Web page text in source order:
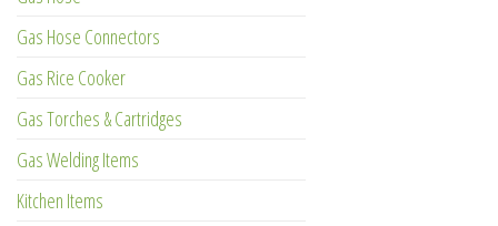
Gas Hose Connectors
Gas Rice Cooker
Gas Torches & Cartridges
Gas Welding Items
Kitchen Items